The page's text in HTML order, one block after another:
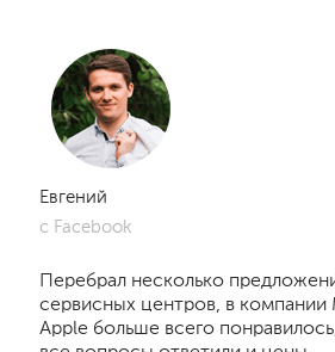
Евгений
с Facebook
Перебрал несколько
сервисных центров, в компании
Apple больше всего